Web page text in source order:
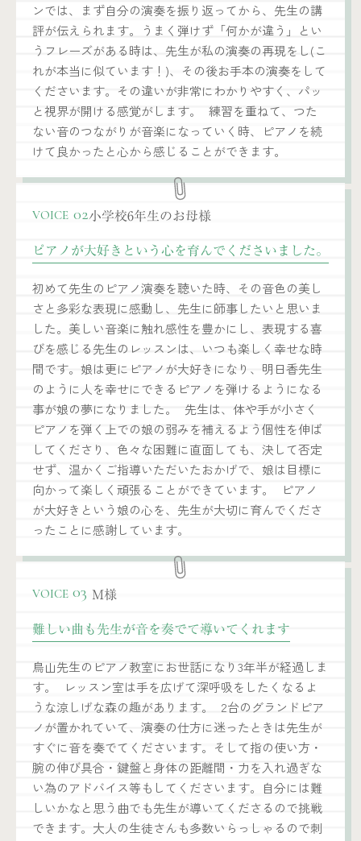
ンでは、まず自分の演奏を振り返ってから、先生の講
評が伝えられます。うまく弾けず「何かが違う」とい
うフレーズがある時は、先生が私の演奏の再現をし(こ
れが本当に似ています！)、その後お手本の演奏をして
くださいます。その違いが非常にわかりやすく、パッ
と視界が開ける感覚がします。 練習を重ねて、つた
ない音のつながりが音楽になっていく時、ピアノを続
けて良かったと心から感じることができます。
VOICE02小学校6年生のお母様
ピアノが大好きという心を育んでくださいました。
初めて先生のピアノ演奏を聴いた時、その音色の美し
さと多彩な表現に感動し、先生に師事したいと思いま
した。美しい音楽に触れ感性を豊かにし、表現する喜
びを感じる先生のレッスンは、いつも楽しく幸せな時
間です。娘は更にピアノが大好きになり、明日香先生
のように人を幸せにできるピアノを弾けるようになる
事が娘の夢になりました。 先生は、体や手が小さく
ピアノを弾く上での娘の弱みを補えるよう個性を伸ば
してくださり、色々な困難に直面しても、決して否定
せず、温かくご指導いただいたおかげで、娘は目標に
向かって楽しく頑張ることができています。 ピアノ
が大好きという娘の心を、先生が大切に育んでくださ
ったことに感謝しています。
VOICE03 M様
難しい曲も先生が音を奏でて導いてくれます
鳥山先生のピアノ教室にお世話になり3年半が経過しま
す。 レッスン室は手を広げて深呼吸をしたくなるよ
うな涼しげな森の趣があります。 2台のグランドピア
ノが置かれていて、演奏の仕方に迷ったときは先生が
すぐに音を奏でてくださいます。そして指の使い方・
腕の伸び具合・鍵盤と身体の距離間・力を入れ過ぎな
い為のアドバイス等もしてくださいます。自分には難
しいかなと思う曲でも先生が導いてくださるので挑戦
できます。大人の生徒さんも多数いらっしゃるので刺